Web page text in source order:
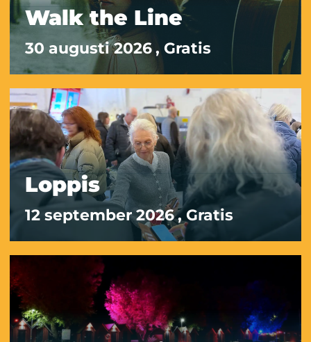
Walk the Line
30 augusti 2026, Gratis
Loppis
12 september 2026, Gratis